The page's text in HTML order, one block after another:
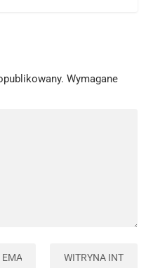
Wymagane